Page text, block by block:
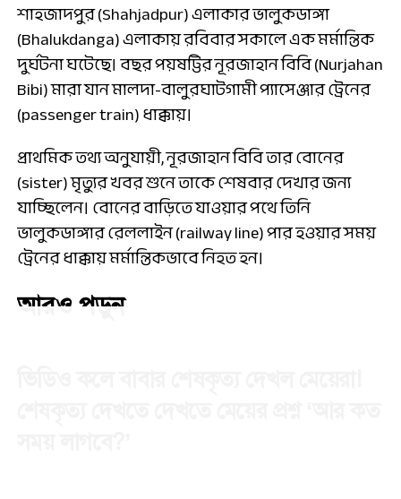
শাহজাদপুর (Shahjadpur) এলাকার ভালুকডাঙ্গা
(Bhalukdanga) এলাকায় রবিবার সকালে এক মর্মান্তিক
দুর্ঘটনা ঘটেছে। বছর পয়ষট্টির নূরজাহান বিবি (Nurjahan
Bibi) মারা যান মালদা-বালুরঘাটগামী প্যাসেঞ্জার ট্রেনের
(passenger train) ধাক্কায়।
প্রাথমিক তথ্য অনুযায়ী, নূরজাহান বিবি তার বোনের
(sister) মৃত্যুর খবর শুনে তাকে শেষবার দেখার জন্য
যাচ্ছিলেন। বোনের বাড়িতে যাওয়ার পথে তিনি
ভালুকডাঙ্গার রেললাইন (railway line) পার হওয়ার সময়
ট্রেনের ধাক্কায় মর্মান্তিকভাবে নিহত হন।
আরও পড়ুন